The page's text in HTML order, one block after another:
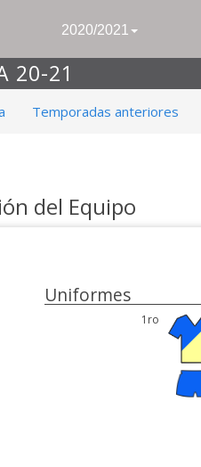
2020/2021
20-21
Temporadas anteriores
del Equipo
Uniformes
1ro